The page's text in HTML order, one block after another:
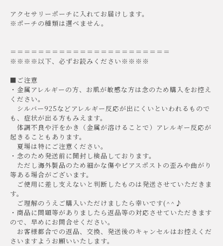
アクセサリーポーチに入れてお届けします。
※ポーチの種類は選べません。
＝＝＝＝＝＝＝＝＝＝＝＝＝＝＝＝＝＝＝＝＝＝＝
※※※※以下、必ずお読みください※※※※
■ご注意
・金属アレルギーの方、お肌が敏感な方は念のため購入をお控え
ください。
シルバー925などアレルギー反応が出にくいといわれるもので
も、症状が出る方もみえます。
体調不良や汗をかき（金属が溶けることで）アレルギー反応が
起きることもあります。
夏場は特にご注意ください。
・念のため発送前に開封し検品しております。
ただし海外製品のため細かな傷やピアスポストの歪みや曲がり
等ある場合がございます。
ご使用に差し支えないと判断したものは発送させていただきま
す。
ご理解のうえご購入いただけましたら幸いです(^^♪
・商品に問題等がありましたら返品等の対応させていただきます
ので、早めにお問合せください。
お客様都合での返品、交換、発送後のキャンセルはお控えくだ
さいますようお願いいたします。